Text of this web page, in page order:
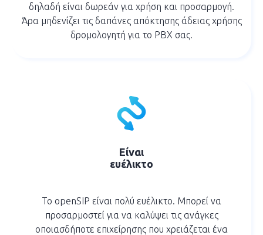
δηλαδή είναι δωρεάν για χρήση και προσαρμογή.
Άρα μηδενίζει τις δαπάνες απόκτησης άδειας χρήσης
δρομολογητή για το PBX σας.
Είναι
ευέλικτο
Το openSIP είναι πολύ ευέλικτο. Μπορεί να
προσαρμοστεί για να καλύψει τις ανάγκες
οποιασδήποτε επιχείρησης που χρειάζεται ένα